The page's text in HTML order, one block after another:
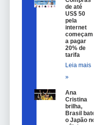
de até
US$ 50
pela
internet
começam
a pagar
20% de
tarifa
Leia mais
»
Ana
Cristina
brilha,
Brasil bate
o Japão no